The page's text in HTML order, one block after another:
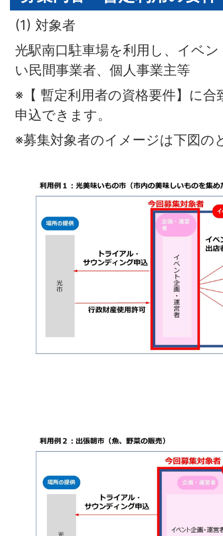
(1) 対象者
光駅南口駐車場を利用し、イベ
い民間事業者、個人事業主等
※【 暫定利用者の資格要件】に
申込できます。
※募集対象者のイメージは下図の